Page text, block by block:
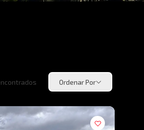
Ordenar Por